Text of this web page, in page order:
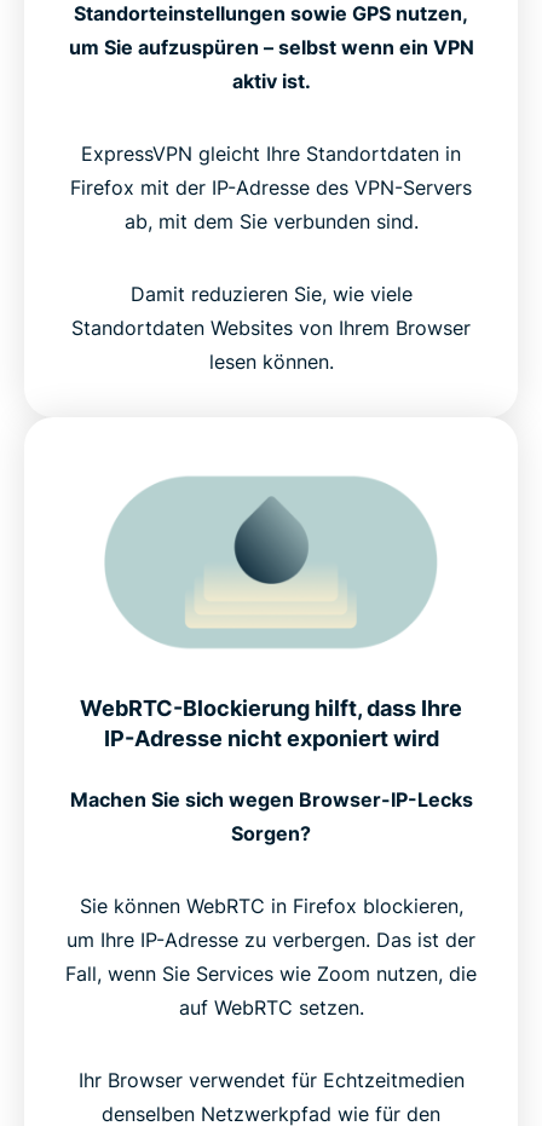
Standorteinstellungen sowie GPS nutzen,
um Sie aufzuspüren – selbst wenn ein VPN
aktiv ist.
ExpressVPN gleicht Ihre Standortdaten in
Firefox mit der IP-Adresse des VPN-Servers
ab, mit dem Sie verbunden sind.
Damit reduzieren Sie, wie viele
Standortdaten Websites von Ihrem Browser
lesen können.
WebRTC-Blockierung hilft, dass Ihre
IP-Adresse nicht exponiert wird
Machen Sie sich wegen Browser-IP-Lecks
Sorgen?
Sie können WebRTC in Firefox blockieren,
um Ihre IP-Adresse zu verbergen. Das ist der
Fall, wenn Sie Services wie Zoom nutzen, die
auf WebRTC setzen.
Ihr Browser verwendet für Echtzeitmedien
denselben Netzwerkpfad wie für den